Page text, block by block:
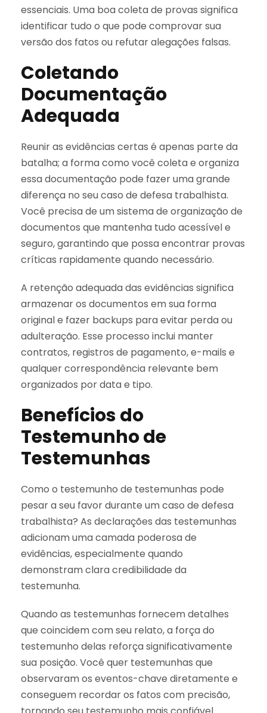
essenciais. Uma boa coleta de provas significa
identificar tudo o que pode comprovar sua
versão dos fatos ou refutar alegações falsas.
Coletando
Documentação
Adequada
Reunir as evidências certas é apenas parte da
batalha; a forma como você coleta e organiza
essa documentação pode fazer uma grande
diferença no seu caso de defesa trabalhista.
Você precisa de um sistema de organização de
documentos que mantenha tudo acessível e
seguro, garantindo que possa encontrar provas
críticas rapidamente quando necessário.
A retenção adequada das evidências significa
armazenar os documentos em sua forma
original e fazer backups para evitar perda ou
adulteração. Esse processo inclui manter
contratos, registros de pagamento, e-mails e
qualquer correspondência relevante bem
organizados por data e tipo.
Benefícios do
Testemunho de
Testemunhas
Como o testemunho de testemunhas pode
pesar a seu favor durante um caso de defesa
trabalhista? As declarações das testemunhas
adicionam uma camada poderosa de
evidências, especialmente quando
demonstram clara credibilidade da
testemunha.
Quando as testemunhas fornecem detalhes
que coincidem com seu relato, a força do
testemunho delas reforça significativamente
sua posição. Você quer testemunhas que
observaram os eventos-chave diretamente e
conseguem recordar os fatos com precisão,